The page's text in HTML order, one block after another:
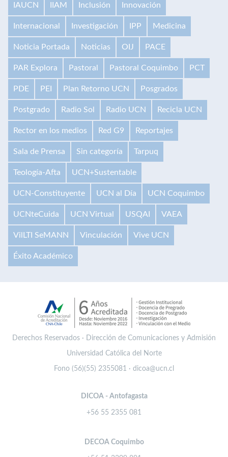
IAUCN IIAM Inclusión Innovación
Internacional Investigación IPP Medicina
Noticia Portada Noticias OIJ PACE
PAR Explora Pastoral Pastoral Coquimbo PCT
PDE PEI Plan Retorno UCN Posgrados
Postgrado Radio Sol Radio UCN Recicla UCN
Rector en los medios Red G9 Reportajes
Sala de Prensa Sin categoría Tarpuq
Teología-Afta UCN+Sustentable
UCN-Constituyente UCN al Día UCN Coquimbo
UCNteCuida UCN Virtual USQAI VAEA
VilLTI SeMANN Vinculación Vive UCN
Éxito Académico
Derechos Reservados · Dirección de Comunicaciones y Admisión
Universidad Católica del Norte
Fono (56)(55) 2355081 · dicoa@ucn.cl
DICOA - Antofagasta
+56 55 2355 081
DECOA Coquimbo